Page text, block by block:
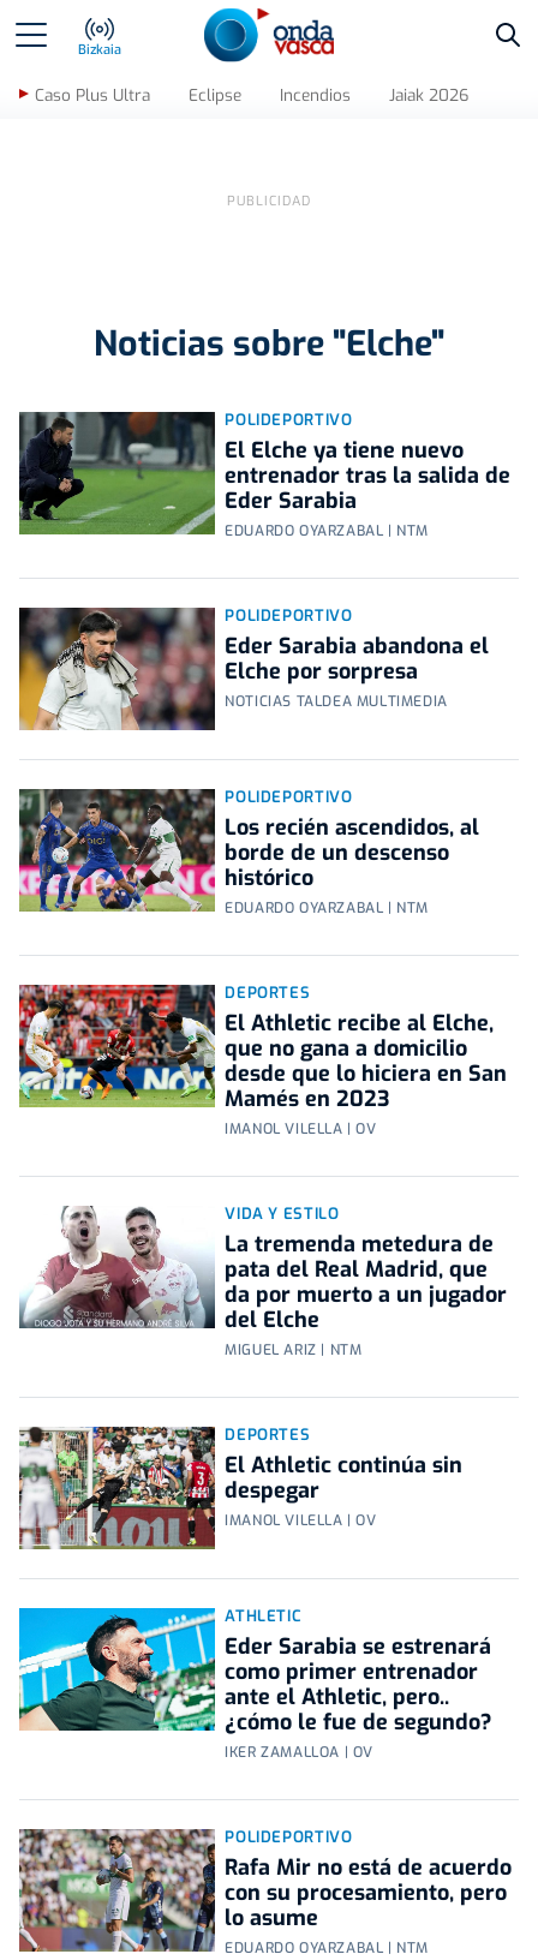
Bizkaia
Caso Plus Ultra Eclipse Incendios Jaiak 2026
Noticias sobre "Elche"
POLIDEPORTIVO
El Elche ya tiene nuevo
entrenador tras la salida de
Eder Sarabia
EDUARDO OYARZABAL | NTM
POLIDEPORTIVO
Eder Sarabia abandona el
Elche por sorpresa
NOTICIAS TALDEA MULTIMEDIA
POLIDEPORTIVO
Los recién ascendidos, al
borde de un descenso
histórico
EDUARDO OYARZABAL | NTM
DEPORTES
El Athletic recibe al Elche,
que no gana a domicilio
desde que lo hiciera en San
Mamés en 2023
IMANOL VILELLA | OV
VIDA Y ESTILO
La tremenda metedura de
pata del Real Madrid, que
da por muerto a un jugador
del Elche
MIGUEL ARIZ | NTM
DEPORTES
El Athletic continúa sin
despegar
IMANOL VILELLA | OV
ATHLETIC
Eder Sarabia se estrenará
como primer entrenador
ante el Athletic, pero..
¿cómo le fue de segundo?
IKER ZAMALLOA | OV
POLIDEPORTIVO
Rafa Mir no está de acuerdo
con su procesamiento, pero
lo asume
EDUARDO OYARZABAL | NTM